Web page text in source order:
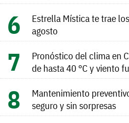
Estrella Mística te trae
agosto
Pronóstico del clima en
de hasta 40 °C y viento
Mantenimiento
seguro y sin sorpresas